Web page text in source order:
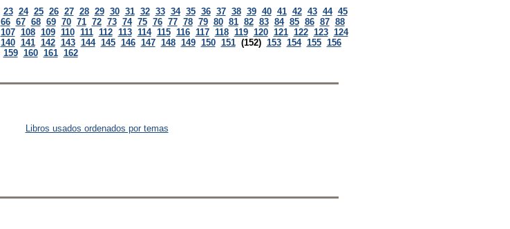
23 24 25 26 27 28 29 30 31 32 33 34 35 36 37 38 39 40 41 42 43 44 45
66 67 68 69 70 71 72 73 74 75 76 77 78 79 80 81 82 83 84 85 86 87 88
107 108 109 110 111 112 113 114 115 116 117 118 119 120 121 122 123 124
140 141 142 143 144 145 146 147 148 149 150 151 (152) 153 154 155 156
159 160 161 162
Libros usados ordenados por temas